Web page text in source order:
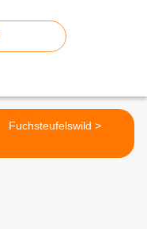
Fuchsteufelswild >